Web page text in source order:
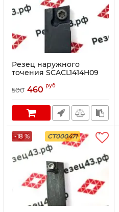
Резец наружного
точения SCACL1414H09
500 460 руб
-18 % CT000471